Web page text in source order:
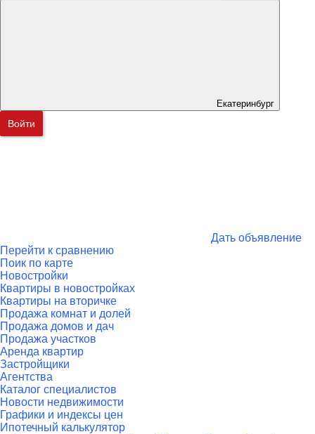
Екатеринбург
Войти
Дать объявление
Перейти к сравнению
Поик по карте
Новостройки
Квартиры в новостройках
Квартиры на вторичке
Продажа комнат и долей
Продажа домов и дач
Продажа участков
Аренда квартир
Застройщики
Агентства
Каталог специалистов
Новости недвижимости
Графики и индексы цен
Ипотечный калькулятор